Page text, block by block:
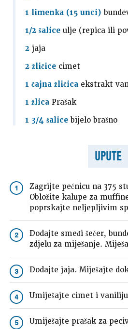
1 limenka (15 unci)
1/2 šalice ulje (repica ili
2 jaja
2 žličice cimet
1 čajna žličica ekstrakt
1 žlica Prašak
1 3/4 šalice bijelo brašno
UPUTE
1
Zagrijte pećnicu na 375
Obložite kalupe za
poprskajte neljepljivim
2
Dodajte smeđi šećer,
zdjelu za miješanje.
3 Dodajte jaja. Miješajte
4 Umiješajte cimet i
5 Umiješajte prašak za